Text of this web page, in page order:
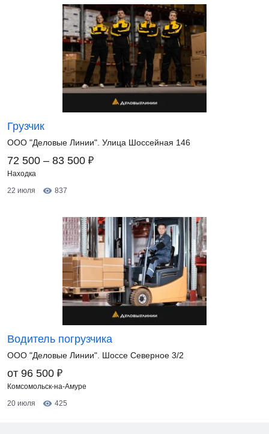
Грузчик
ООО "Деловые Линии". Улица Шоссейная 146
72 500 – 83 500 ₽
Находка
22 июля
837
Водитель погрузчика
ООО "Деловые Линии". Шоссе Северное 3/2
от 96 500 ₽
Комсомольск-на-Амуре
20 июля
425